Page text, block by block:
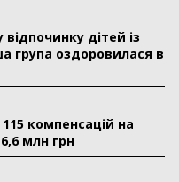
дітей із
група оздоровилася в
компенсацій на
млн грн